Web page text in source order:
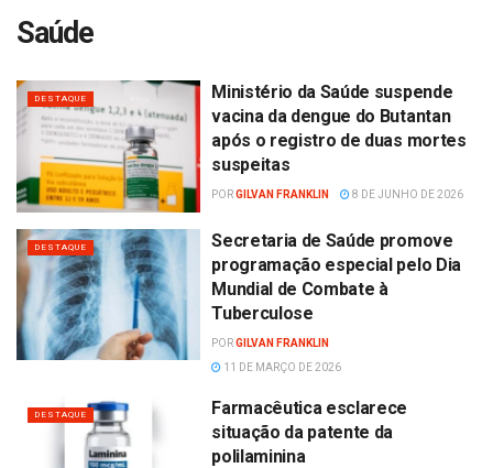
Saúde
DESTAQUE
Ministério da Saúde suspende
vacina da dengue do Butantan
após o registro de duas mortes
suspeitas
PORGILVAN FRANKLIN 8 DE JUNHO DE 2026
DESTAQUE
Secretaria de Saúde promove
programação especial pelo Dia
Mundial de Combate à
Tuberculose
PORGILVAN FRANKLIN
11 DE MARÇO DE 2026
DESTAQUE
Farmacêutica esclarece
situação da patente da
polilaminina